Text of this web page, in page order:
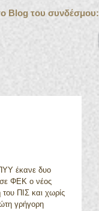
Blog του συνδέσμου:
έκανε δυο
σε ΦΕΚ ο νέος
ΠΙΣ και χωρίς
γρήγορη